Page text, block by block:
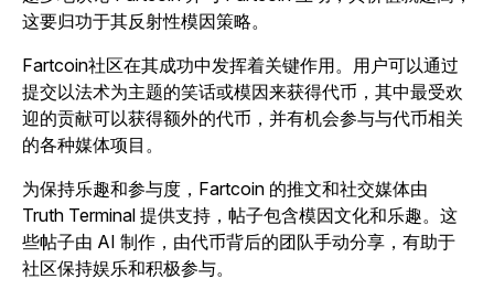
这要归功于其反射性模因策略。
Fartcoin社区在其成功中发挥着关键作用。用户可以通过
提交以法术为主题的笑话或模因来获得代币，其中最受欢
迎的贡献可以获得额外的代币，并有机会参与与代币相关
的各种媒体项目。
为保持乐趣和参与度，Fartcoin 的推文和社交媒体由
Truth Terminal 提供支持，帖子包含模因文化和乐趣。这
些帖子由 AI 制作，由代币背后的团队手动分享，有助于
社区保持娱乐和积极参与。